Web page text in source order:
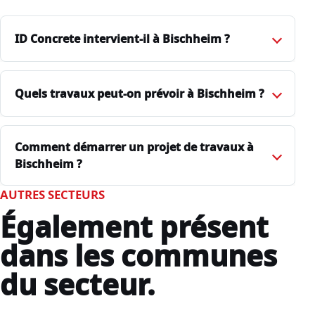
ID Concrete intervient-il à Bischheim ?
Quels travaux peut-on prévoir à Bischheim ?
Comment démarrer un projet de travaux à
Bischheim ?
AUTRES SECTEURS
Également présent
dans les communes
du secteur.